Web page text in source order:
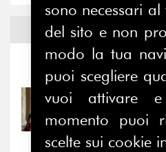
Notizie ed
31/07/2026
Prima della
il valore di...
sono necessari
del sito e non
modo la tua
puoi scegliere
vuoi attivare
momento puoi
scelte sui cookie